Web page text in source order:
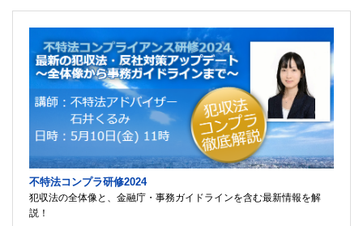
不特法コンプラ研修2024
犯収法の全体像と、金融庁・事務ガイドラインを含む最新情報を解
説！